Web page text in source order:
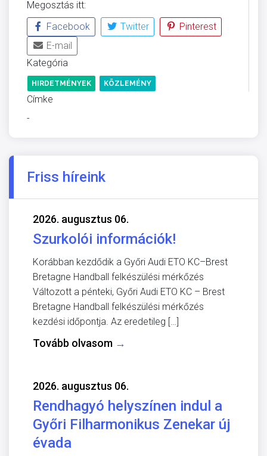
Megosztás itt:
Facebook
Twitter
Pinterest
E-mail
Kategória
HIRDETMÉNYEK KÖZLEMÉNY
Címke
-
Friss híreink
2026. augusztus 06.
Szurkolói információk!
Korábban kezdődik a Győri Audi ETO KC–Brest
Bretagne Handball felkészülési mérkőzés
Változott a pénteki, Győri Audi ETO KC – Brest
Bretagne Handball felkészülési mérkőzés
kezdési időpontja. Az eredetileg […]
Tovább olvasom →
2026. augusztus 06.
Rendhagyó helyszínen indul a
Győri Filharmonikus Zenekar új
évada